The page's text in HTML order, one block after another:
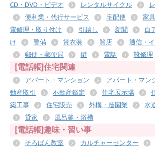
CD・DVD・ビデオ
レンタルサイクル
便利業・代行サービス
宅配便 家
電修理・取り付け
引越し 新聞 白
け
警備 貸衣装 質店
通信・
郵便・郵便局
鍵 電話 靴修理
[電話帳]住宅関連
アパート・マンション アパート・マン
動産取引
不動産鑑定 住宅展示場
築工事
住宅販売 外構・造園業 水
貸家
風呂釜・浴槽
[電話帳]趣味・習い事
そろばん教室 カルチャーセンター